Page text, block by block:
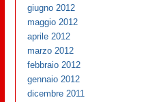
giugno 2012
maggio 2012
aprile 2012
marzo 2012
febbraio 2012
gennaio 2012
dicembre 2011